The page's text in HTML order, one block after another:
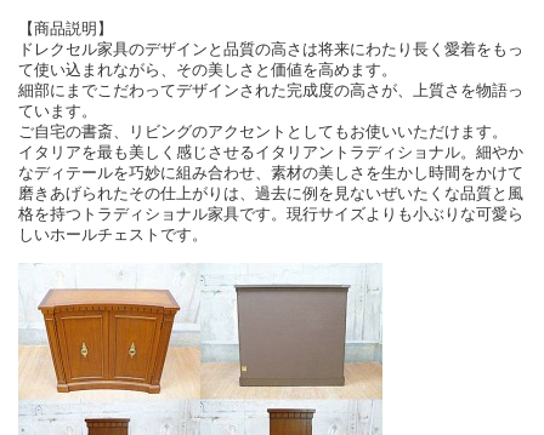
【商品説明】
ドレクセル家具のデザインと品質の高さは将来にわたり長く愛着をもっ
て使い込まれながら、その美しさと価値を高めます。
細部にまでこだわってデザインされた完成度の高さが、上質さを物語っ
ています。
ご自宅の書斎、リビングのアクセントとしてもお使いいただけます。
イタリアを最も美しく感じさせるイタリアントラディショナル。細やか
なディテールを巧妙に組み合わせ、素材の美しさを生かし時間をかけて
磨きあげられたその仕上がりは、過去に例を見ないぜいたくな品質と風
格を持つトラディショナル家具です。現行サイズよりも小ぶりな可愛ら
しいホールチェストです。